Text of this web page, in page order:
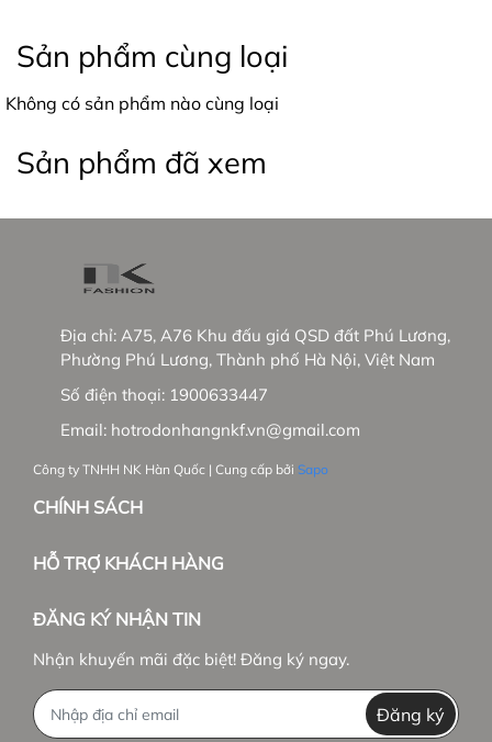
🍒 THÔNG TIN SẢN PHẨM:
- Thương hiệu: UK Fashion
- Xuất xứ: Việt Nam
- Chất liệu vải: Vải Hàn KO - 211540
mịn, đứng form, co giãn nhẹ
dáng, độc đáo. Áo sơ mi có màu sắc nhã nhặn rất
phù hợp với chị em trong môi trường công sở, văn
+ Thiết kế phối bọc hoa eo độc đáo
Sản phẩm cùng loại
Không có sản phẩm nào cùng loại
Sản phẩm đã xem
Địa chỉ: A75, A76 Khu đấu giá QSD đất Phú Lương,
Phường Phú Lương, Thành phố Hà Nội, Việt Nam
Số điện thoại: 1900633447
Email: hotrodonhangnkf.vn@gmail.com
Công ty TNHH NK Hàn Quốc | Cung cấp bởi Sapo
CHÍNH SÁCH
HỖ TRỢ KHÁCH HÀNG
ĐĂNG KÝ NHẬN TIN
Nhận khuyến mãi đặc biệt! Đăng ký ngay.
Đăng ký